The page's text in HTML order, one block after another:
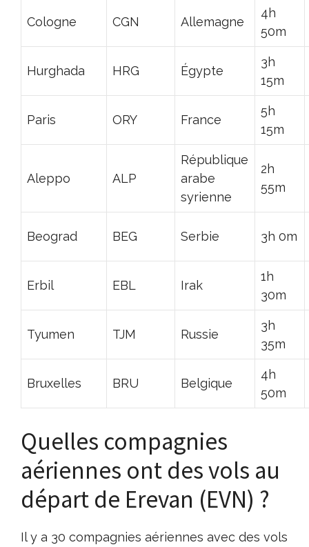
Cologne CGN Allemagne
4h
50m
Hurghada HRG Égypte
3h
15m
Paris ORY France
5h
15m
Aleppo ALP
République
arabe
syrienne
2h
55m
Beograd BEG Serbie 3h 0m
Erbil EBL Irak
1h
30m
Tyumen TJM Russie
3h
35m
Bruxelles BRU Belgique
4h
50m
Quelles compagnies
aériennes ont des vols au
départ de Erevan (EVN) ?
Il y a 30 compagnies aériennes avec des vols